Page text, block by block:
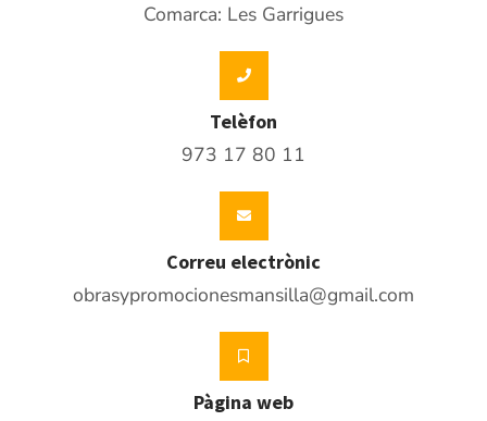
Comarca: Les Garrigues
Telèfon
973 17 80 11
Correu electrònic
obrasypromocionesmansilla@gmail.com
Pàgina web